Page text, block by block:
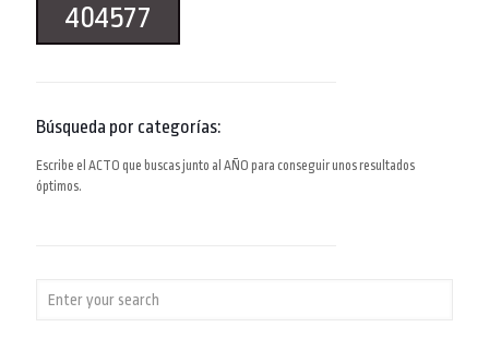
404577
Búsqueda por categorías:
Escribe el ACTO que buscas junto al AÑO para conseguir unos resultados
óptimos.